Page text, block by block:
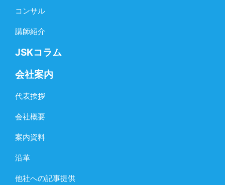
コンサル
講師紹介
JSKコラム
会社案内
代表挨拶
会社概要
案内資料
沿革
他社への記事提供